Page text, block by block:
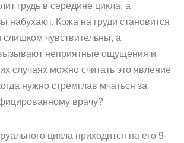
грудь в середине цикла, а
набухают. Кожа на груди становится
слишком чувствительны, а
неприятные ощущения и
случаях можно считать это явление
нужно стремглав мчаться за
врачу?
цикла приходится на его 9-